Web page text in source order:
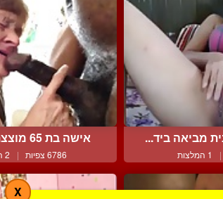
מביאה ביד...
| 1 המלצות
אישה בת 65 מוצצת זין שחו...
6786 צפיות | 2 המלצות
X